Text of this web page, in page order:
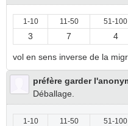
1-10 11-50 51-100
3 7 4
vol en sens inverse de la
préfère garder
Déballage.
1-10 11-50 51-100